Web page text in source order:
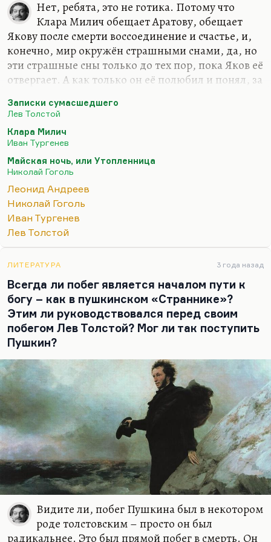
Нет, ребята, это не готика. Потому что
Клара Милич обещает Аратову, обещает
Якову после смерти воссоединение и счастье, и,
конечно, мир окружён страшными снами, да, но
эти страшные сны только до тех пор, пока Яков её
отвергает. А как только он её полюбил и понял, за
улыбку на его лице, с которой, собственно,
ночь». Конечно, мир Гоголя страшный мир, и в
конце концов Гоголь в этот страх провалился. Но
и в страшной мести бог всё-таки носитель
тобой выдуманная, человече, но и тебе не будет
покоя, пока враг твой мучается». То есть бог всё-
таки носитель справедливости, а не зла. В…
Записки сумасшедшего
Лев Толстой
Клара Милич
Иван Тургенев
Майская ночь, или Утопленница
Николай Гоголь
Леонид Андреев
Николай Гоголь
Иван Тургенев
Лев Толстой
ЛИТЕРАТУРА 3 года назад
Всегда ли побег является началом пути к
богу – как в пушкинском «Страннике»?
Этим ли руководствовался перед своим
побегом Лев Толстой? Мог ли так поступить
Пушкин?
Видите ли, побег Пушкина был в некотором
роде толстовским – просто он был
радикальнее. Это был прямой побег в смерть. Он